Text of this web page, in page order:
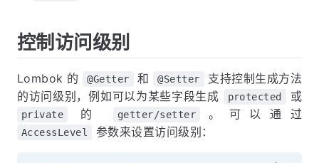
控制访问级别
Lombok 的 @Getter 和 @Setter
支持控制生成方法
的访问级别，例如可以为某些字段生成
protected 或
private 的 getter/setter 。可以通过
AccessLevel 参数来设置访问级别：